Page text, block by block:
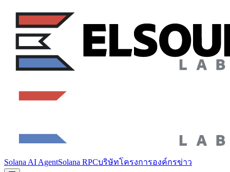
Solana AI AgentSolana RPCบริษัทโครงการองค์กรข่าว